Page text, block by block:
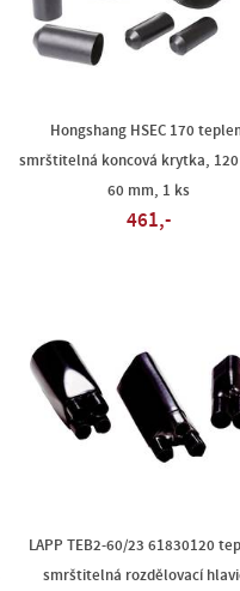
Hongshang HSEC 170
smrštitelná koncová krytka,
60 mm, 1 ks
461,-
LAPP TEB2-60/23 61830120
smrštitelná rozdělovací